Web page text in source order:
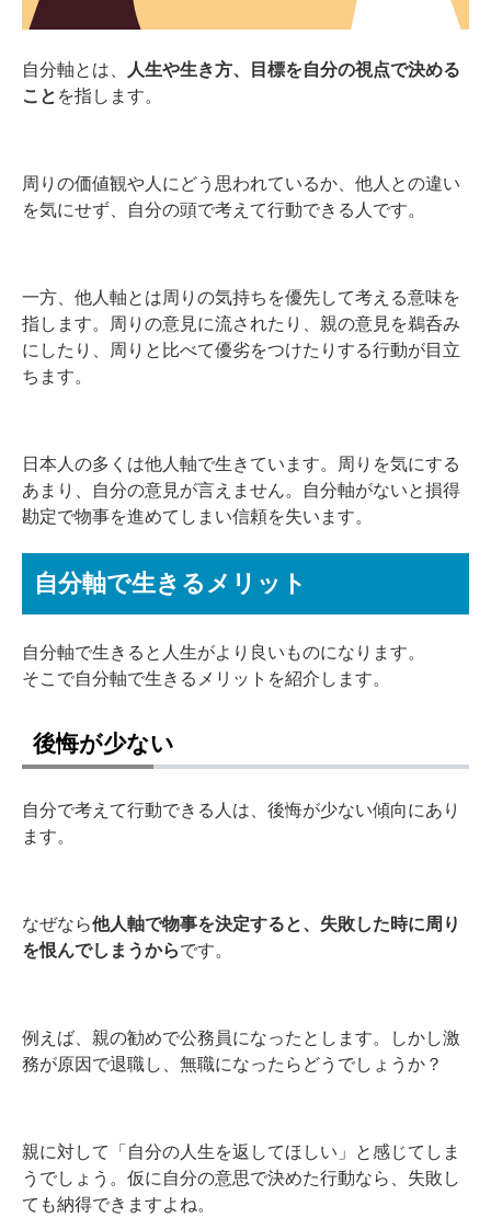
自分軸とは、
人生や生き方、目標を自分の視点で決める
こと を指します。
周りの価値観や人にどう思われているか、他人との違い
を気にせず、自分の頭で考えて行動できる人です。
一方、他人軸とは周りの気持ちを優先して考える意味を
指します。周りの意見に流されたり、親の意見を鵜呑み
にしたり、周りと比べて優劣をつけたりする行動が目立
ちます。
日本人の多くは他人軸で生きています。周りを気にする
あまり、自分の意見が言えません。自分軸がないと損得
勘定で物事を進めてしまい信頼を失います。
自分軸で生きるメリット
自分軸で生きると人生がより良いものになります。
そこで自分軸で生きるメリットを紹介します。
後悔が少ない
自分で考えて行動できる人は、後悔が少ない傾向にあり
ます。
なぜなら他人軸で物事を決定すると、失敗した時に周り
を恨んでしまうからです。
例えば、親の勧めで公務員になったとします。しかし激
務が原因で退職し、無職になったらどうでしょうか？
親に対して「自分の人生を返してほしい」と感じてしま
うでしょう。仮に自分の意思で決めた行動なら、失敗し
ても納得できますよね。